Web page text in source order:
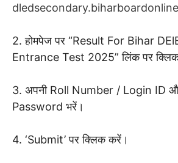
2. होमपेज पर “Result For Bihar
Entrance Test 2025” लिंक पर
3. अपनी Roll Number / Login ID
Password भरें।
4. ‘Submit’ पर क्लिक करें।